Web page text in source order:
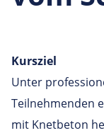
Kursziel
Unter
Teilnehmenden
mit Knetbeton